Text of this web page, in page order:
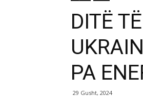
DITË
PA
29 Gusht, 2024